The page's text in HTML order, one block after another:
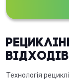
відходів
Технологія